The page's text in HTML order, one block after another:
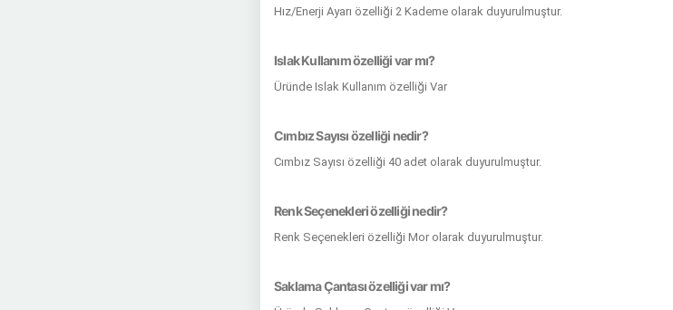
Hız/Enerji Ayarı özelliği 2 Kademe olarak duyurulmuştur.
Islak Kullanım özelliği var mı?
Üründe Islak Kullanım özelliği Var
Cımbız Sayısı özelliği nedir?
Cımbız Sayısı özelliği 40 adet olarak duyurulmuştur.
Renk Seçenekleri özelliği nedir?
Renk Seçenekleri özelliği Mor olarak duyurulmuştur.
Saklama Çantası özelliği var mı?